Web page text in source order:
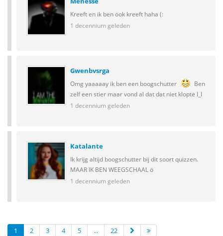
Kreeft en ik ben ook kreeft haha (:
1 decennium geleden
Gwenbvsrga
Omg yaaaaay ik ben een boogschutter
Ben
zelf een stier maar vond al dat dat niet klopte I_I
1 decennium geleden
Katalante
Ik krijg altijd boogschutter bij dit soort quizzen.
MAAR IK BEN WEEGSCHAAL ö
1 decennium geleden
1 2 3 4 5 ... 22